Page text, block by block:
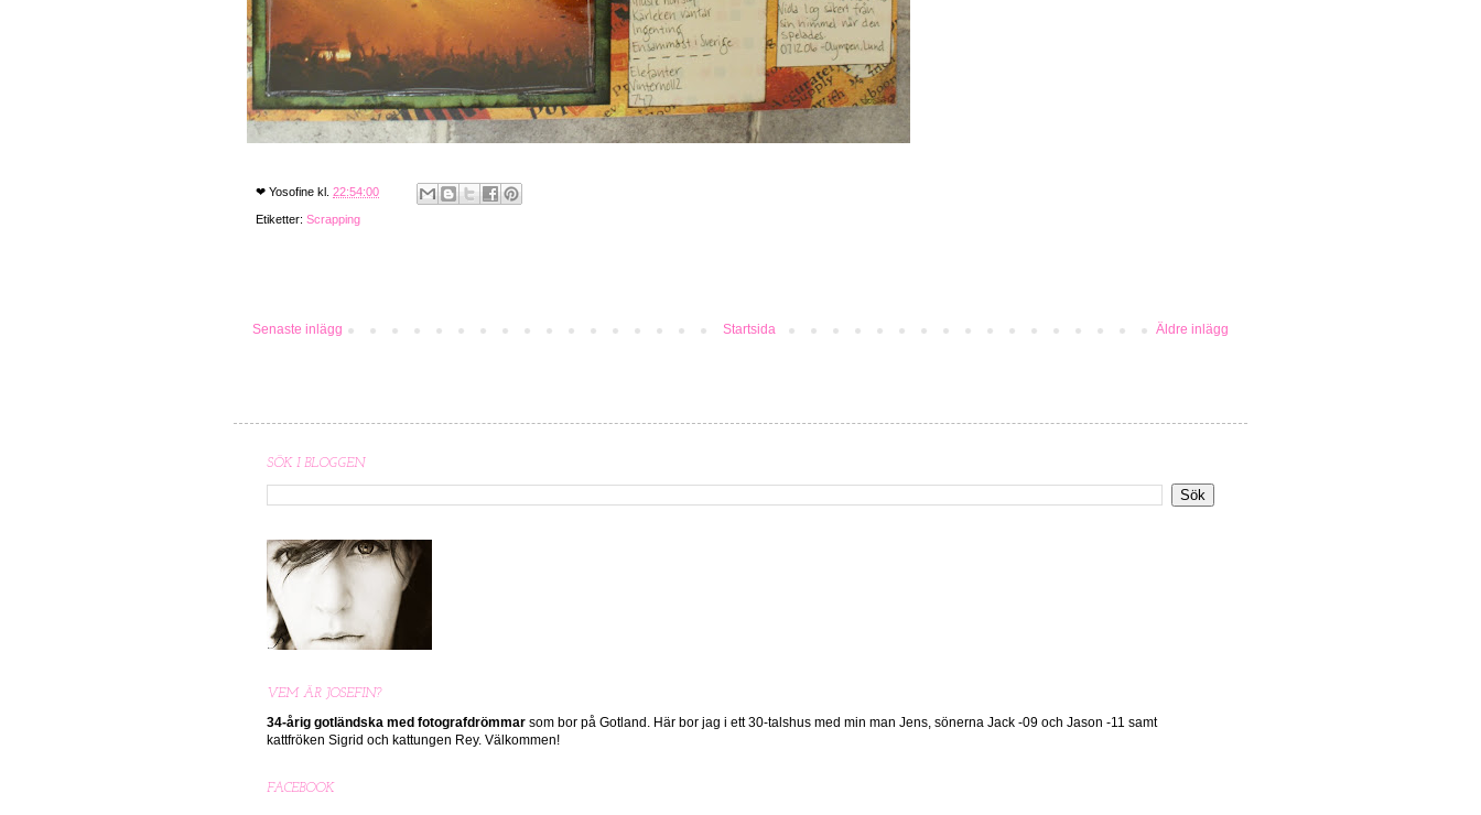
❤ Yosofine kl. 22:54:00
Etiketter: Scrapping
Senaste inlägg Äldre inlägg
Startsida
SÖK I BLOGGEN
VEM ÄR JOSEFIN?
34-årig gotländska med fotografdrömmar som bor på Gotland. Här bor jag i ett 30-talshus med min man Jens, sönerna Jack -09 och Jason -11 samt
kattfröken Sigrid och kattungen Rey. Välkommen!
FACEBOOK